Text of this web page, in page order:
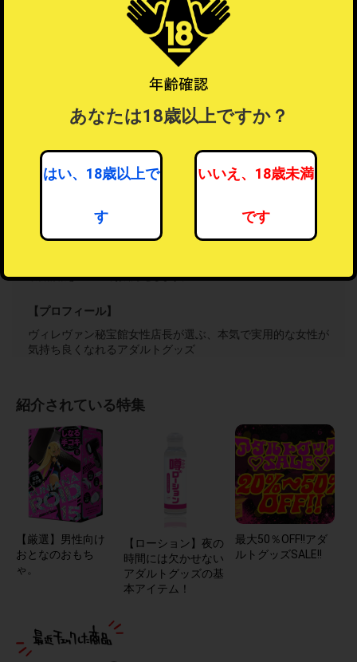
女性向けアダルト・トイ
最新情報をメールでお知らせします。
【プロフィール】
ヴィレヴァン秘宝館女性店長が選ぶ、本気で実用的な女性が
気持ち良くなれるアダルトグッズ
紹介されている特集
【厳選】男性向け
おとなのおもち
ゃ。
【ローション】夜の
時間には欠かせない
アダルトグッズの基
本アイテム！
最大50％OFF!!アダ
ルトグッズSALE!!
あなたは18歳以上ですか？
はい、18歳以上で
す
いいえ、18歳未満
です